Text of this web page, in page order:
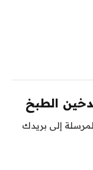
الطبخ
إلى بريدك